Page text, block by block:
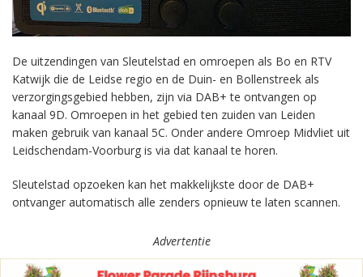
De uitzendingen van Sleutelstad en omroepen als Bo en RTV
Katwijk die de Leidse regio en de Duin- en Bollenstreek als
verzorgingsgebied hebben, zijn via DAB+ te ontvangen op
kanaal 9D. Omroepen in het gebied ten zuiden van Leiden
maken gebruik van kanaal 5C. Onder andere Omroep Midvliet uit
Leidschendam-Voorburg is via dat kanaal te horen.
Sleutelstad opzoeken kan het makkelijkste door de DAB+
ontvanger automatisch alle zenders opnieuw te laten scannen.
Advertentie